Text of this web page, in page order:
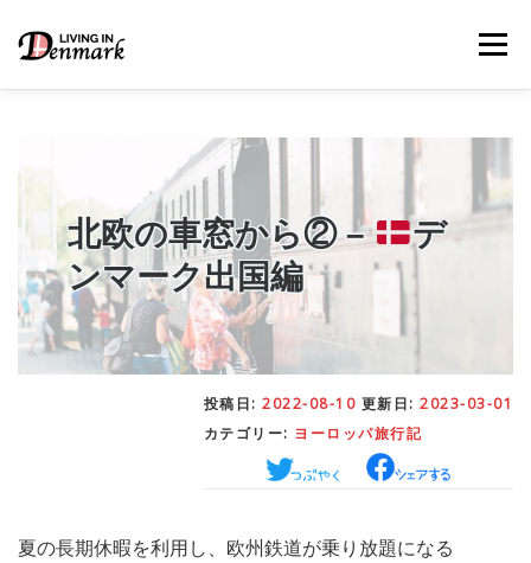
メニュー
– 生活便利帳 FOOD – ごはん事情
STUDY– 留学関連情報
WORK– デンマークの働き方
– 日本人の考察
MEDIA– メディア掲載 TRAVEL– 旅行
北欧の車窓から② –
デ
ンマーク出国編
投稿日: 2022-08-10 更新日: 2023-03-01
カテゴリー: ヨーロッパ旅行記
夏の長期休暇を利用し、欧州鉄道が乗り放題になる